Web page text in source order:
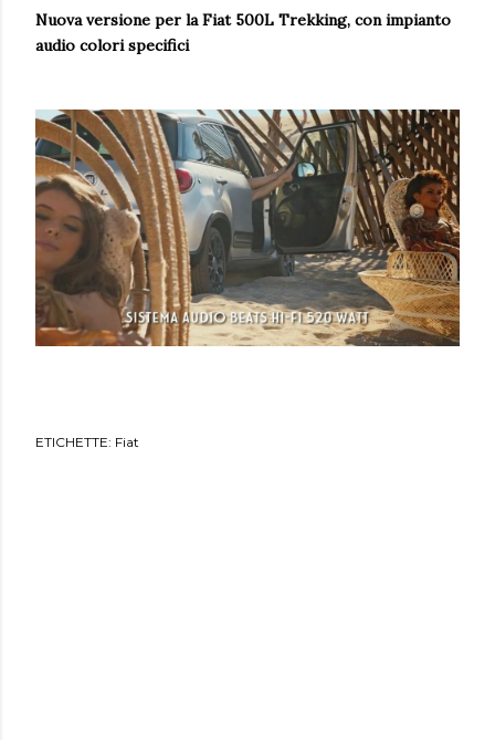
Nuova versione per la Fiat 500L Trekking, con impianto
audio colori specifici
ETICHETTE: Fiat